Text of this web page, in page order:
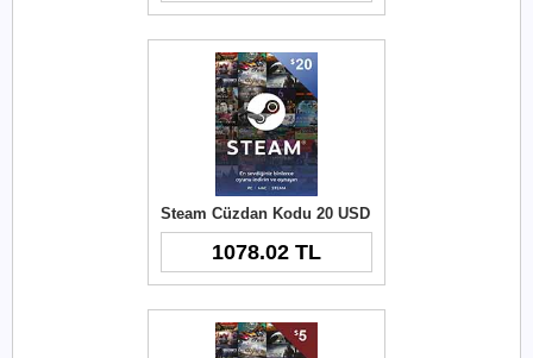
Steam Cüzdan Kodu 20 USD
1078.02 TL